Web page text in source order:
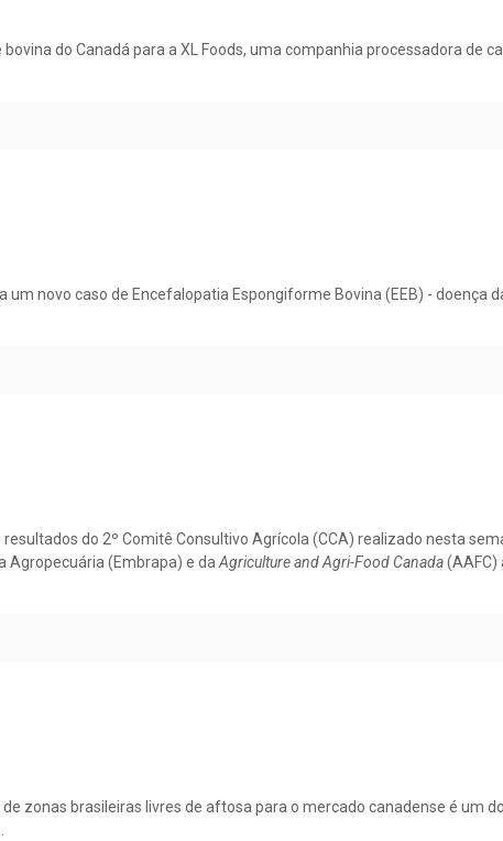
do Canadá para a XL Foods, uma companhia processadora de
novo caso de Encefalopatia Espongiforme Bovina (EEB) - doença
do 2º Comitê Consultivo Agrícola (CCA) realizado nesta
Agropecuária (Embrapa) e daAgriculture and Agri-Food Canada(AAFC)
de zonas brasileiras livres de aftosa para o mercado canadense é um